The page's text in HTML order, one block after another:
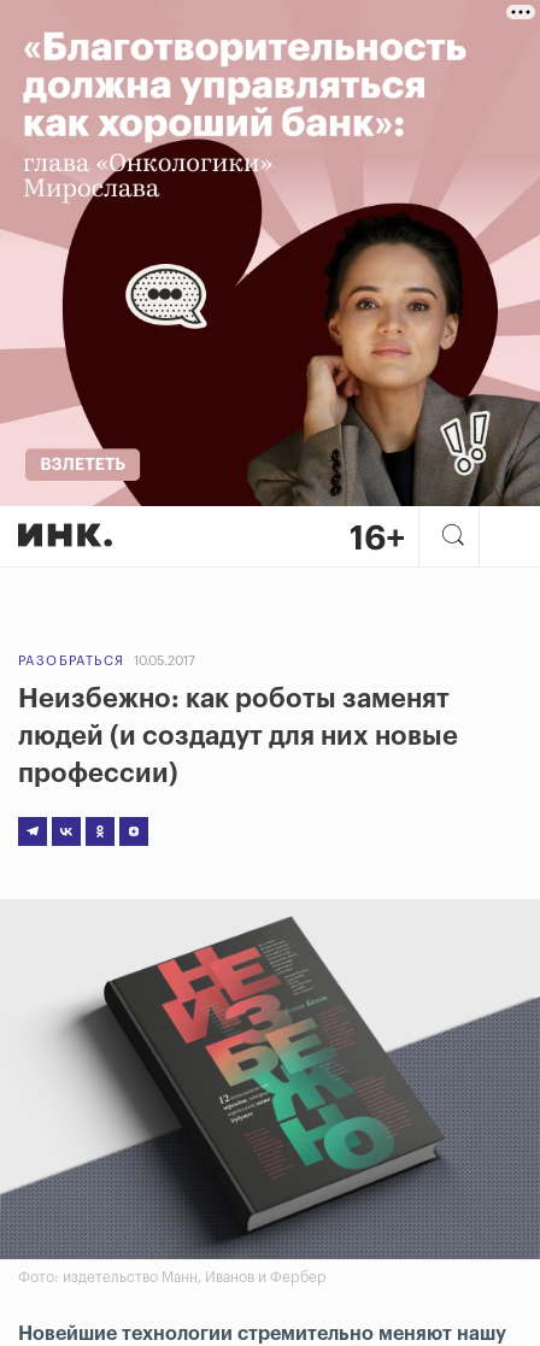
РАЗОБРАТЬСЯ 10.05.2017
Неизбежно: как роботы заменят
людей (и создадут для них новые
профессии)
Фото: издетельство Манн, Иванов и Фербер
Новейшие технологии стремительно меняют нашу